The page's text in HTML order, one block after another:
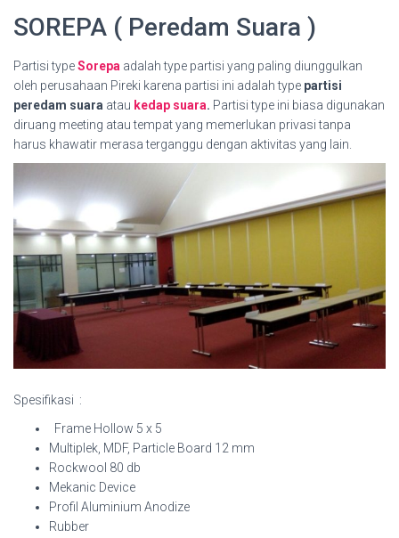
SOREPA ( Peredam Suara )
Partisi typeSorepa adalah type partisi yang paling diunggulkan
oleh perusahaan Pireki karena partisi ini adalah type partisi
peredam suara atau kedap suara. Partisi type ini biasa digunakan
diruang meeting atau tempat yang memerlukan privasi tanpa
harus khawatir merasa terganggu dengan aktivitas yang lain.
Spesifikasi :
Frame Hollow 5 x 5
Multiplek, MDF, Particle Board 12 mm
Rockwool 80 db
Mekanic Device
Profil Aluminium Anodize
Rubber